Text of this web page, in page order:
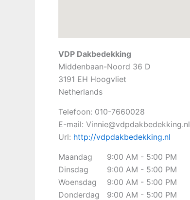
VDP Dakbedekking
Middenbaan-Noord 36 D
3191 EH Hoogvliet
Netherlands
Telefoon: 010-7660028
E-mail: Vinnie@vdpdakbedekking.nl
Url: http://vdpdakbedekking.nl
Maandag
9:00 AM - 5:00 PM
Dinsdag
9:00 AM - 5:00 PM
Woensdag
9:00 AM - 5:00 PM
Donderdag
9:00 AM - 5:00 PM